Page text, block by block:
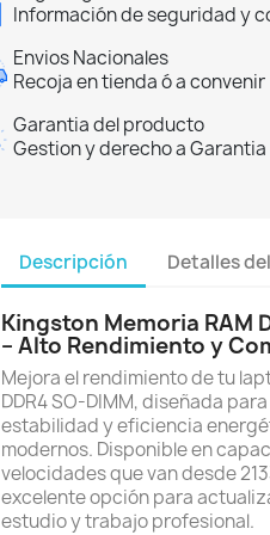
Información de seguridad y
Envios Nacionales
Recoja en tienda ó a convenir
Garantia del producto
Gestion y derecho a Garantia
Descripción Detalles
Kingston Memoria RAM
– Alto Rendimiento y
Mejora el rendimiento de tu
DDR4 SO-DIMM, diseñada
estabilidad y eficiencia
modernos. Disponible en
velocidades que van desde
excelente opción para
estudio y trabajo profesional.